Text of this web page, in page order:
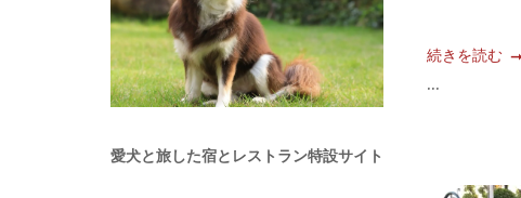
続きを読む
...
愛犬と旅した宿とレストラン特設サイト